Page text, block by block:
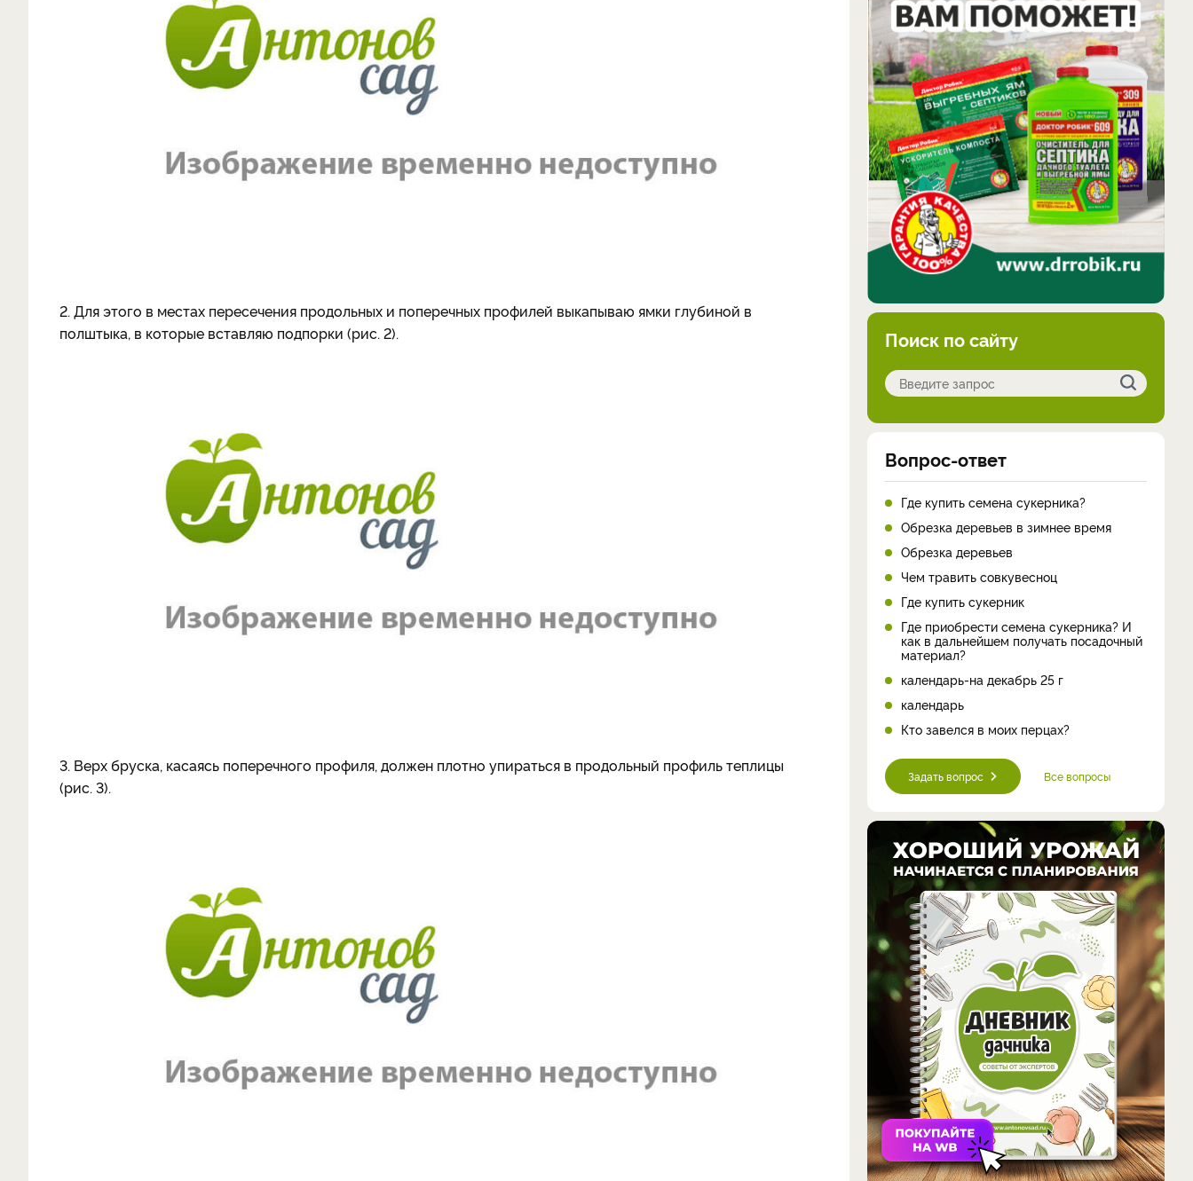
2. Для этого в местах пересечения продольных и поперечных профилей выкапываю ямки глубиной в
полштыка, в которые вставляю подпорки (рис. 2).
3. Верх бруска, касаясь поперечного профиля, должен плотно упираться в продольный профиль теплицы
(рис. 3).
Поиск по сайту
Вопрос-ответ
Где купить семена сукерника?
Обрезка деревьев в зимнее время
Обрезка деревьев
Чем травить совкувесноц
Где купить сукерник
Где приобрести семена сукерника? И
как в дальнейшем получать посадочный
материал?
календарь-на декабрь 25 г
календарь
Кто завелся в моих перцах?
Задать вопрос Все вопросы